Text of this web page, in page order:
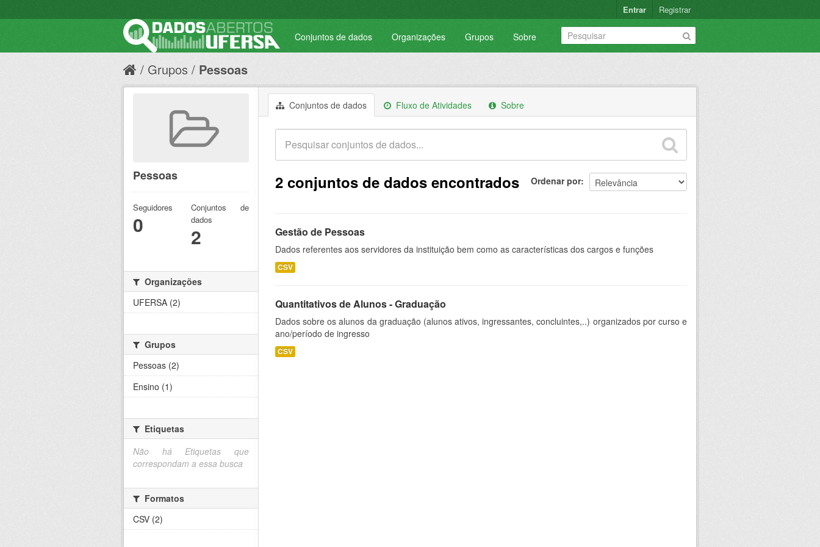
Entrar Registrar
Conjuntos de dados Organizações Grupos Sobre
Grupos Pessoas
Conjuntos de dados Fluxo de Atividades Sobre
Ordenar por
2 conjuntos de dados encontrados
Gestão de Pessoas
Dados referentes aos servidores da instituição bem como as características dos cargos e funções
CSV
Quantitativos de Alunos - Graduação
Dados sobre os alunos da graduação (alunos ativos, ingressantes, concluintes,..) organizados por curso e
ano/período de ingresso
CSV
Pessoas
Seguidores
0
Conjuntos de
dados
2
Organizações
UFERSA (2)
Grupos
Pessoas (2)
Ensino (1)
Etiquetas
Não há Etiquetas que
correspondam a essa busca
Formatos
CSV (2)